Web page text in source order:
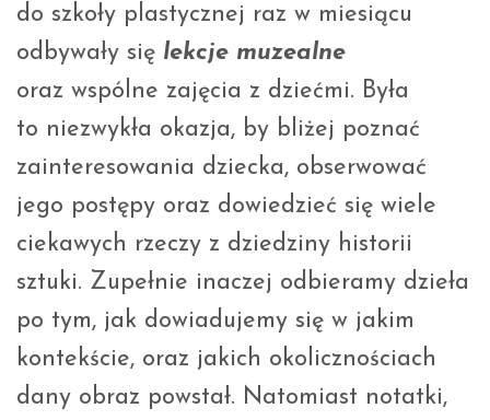
do szkoły plastycznej raz w miesiącu
odbywały się lekcje muzealne
oraz wspólne zajęcia z dziećmi. Była
to niezwykła okazja, by bliżej poznać
zainteresowania dziecka, obserwować
jego postępy oraz dowiedzieć się wiele
ciekawych rzeczy z dziedziny historii
sztuki. Zupełnie inaczej odbieramy dzieła
po tym, jak dowiadujemy się w jakim
kontekście, oraz jakich okolicznościach
dany obraz powstał. Natomiast notatki,